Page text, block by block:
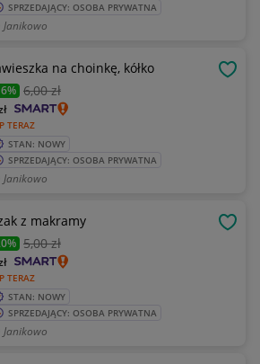
SPRZEDAJĄCY: OSOBA PRYWATNA
Janikowo
na choinkę, kółko
6,00 zł
TERAZ
STAN: NOWY
SPRZEDAJĄCY: OSOBA PRYWATNA
Janikowo
z makramy
5,00 zł
TERAZ
STAN: NOWY
SPRZEDAJĄCY: OSOBA PRYWATNA
Janikowo